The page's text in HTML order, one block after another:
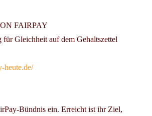
FAIRPAY
Gleichheit auf dem Gehaltszettel
heute.de/
Bündnis ein. Erreicht ist ihr Ziel,